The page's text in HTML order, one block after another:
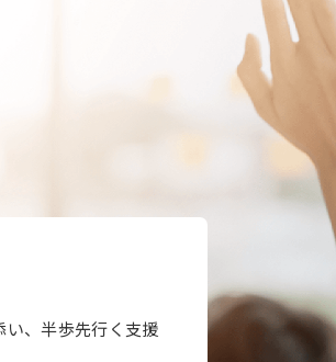
い、半歩先行く支援